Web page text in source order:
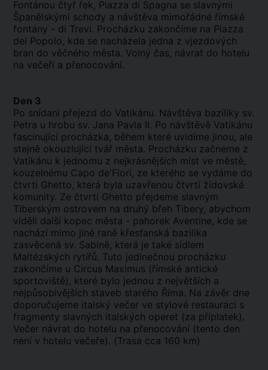
Fontánou čtyř řek, Piazza di Spagna se slavnými
Španělskými schody a návštěva mimořádné římské
fontány - di Trevi. Procházku zakončíme na Piazza
del Popolo, kde se nacházela jedna z vjezdových
bran do věčného města. Volný čas, návrat do hotelu
na večeři a přenocování.
Den 3
Po snídani přejezd do Vatikánu. Návštěva baziliky sv.
Petra u hrobu sv. Jana Pavla II. Po návštěvě Vatikánu
fascinující procházka, během které uvidíme jinou, ale
stejně okouzlující tvář města. Procházku začneme z
Vatikánu k jednomu z nejkrásnějších míst ve městě,
kouzelnému Capo de'Fiori, ze kterého se vydáme do
čtvrti Ghetto, která byla uzavřenou čtvrtí židovské
komunity. Ze čtvrti Ghetto přejdeme slavným
Tiberským ostrovem na druhý břeh Tibery, abychom
viděli další kopec města - pahorek Aventine, kde se
nachází mimo jiné raně křesťanská bazilika
zasvěcená sv. Sabině, která je také sídlem
Maltézských rytířů. Tuto jedinečnou procházku
zakončíme u Circus Maximus (římské antické
sportoviště), které bylo jednou z největších a
nejpůsobivějších staveb starého Říma. Na závěr dne
doporučujeme italský večer ve stylové restauraci s
fragmenty slavných italských operet (za příplatek).
Večer návrat do hotelu na přenocování (tento den
není v hotelu večeře). (Trasa cca 160 km)